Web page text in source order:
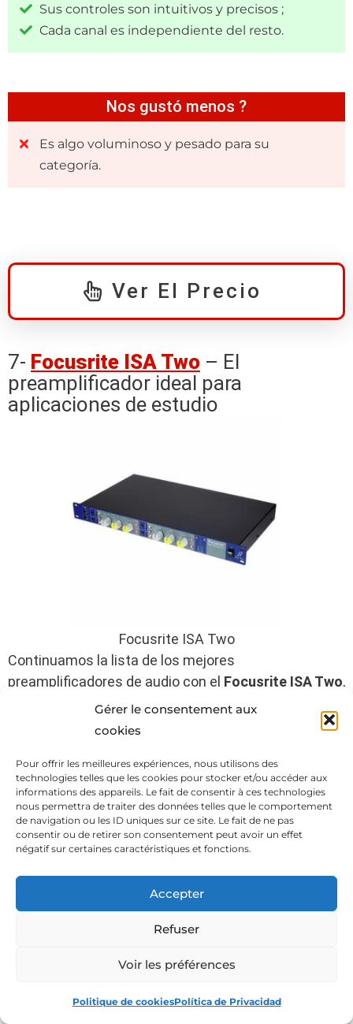
Gérer le consentement aux
cookies
Pour offrir les meilleures expériences, nous utilisons des
technologies telles que les cookies pour stocker et/ou accéder aux
informations des appareils. Le fait de consentir à ces technologies
nous permettra de traiter des données telles que le comportement
de navigation ou les ID uniques sur ce site. Le fait de ne pas
consentir ou de retirer son consentement peut avoir un effet
négatif sur certaines caractéristiques et fonctions.
Accepter
Refuser
Voir les préférences
Politique de cookiesPolítica de Privacidad
Sus controles son intuitivos y precisos ;
Cada canal es independiente del resto.
Nos gustó menos ?
Es algo voluminoso y pesado para su
categoría.
Ver El Precio
7- Focusrite ISA Two – El
preamplificador ideal para
aplicaciones de estudio
Focusrite ISA Two
Continuamos la lista de los mejores
preamplificadores de audio con el Focusrite ISA Two,
un equipo que se destaca por su sonido de alta
calidad. Este modelo utiliza la renombrada tecnología
ofrece una reproducción detallada y transparente del
audio, con una fidelidad excepcional.
Cuenta con dos canales independientes, cada uno
con su propio control de ganancia, impedancia, filtro
phantom de 48V. Gracias a esta configuración de
entradas independientes, el equipo ofrece una gran
flexibilidad para grabar y amplificar
También dispone de un medidor LED de ocho